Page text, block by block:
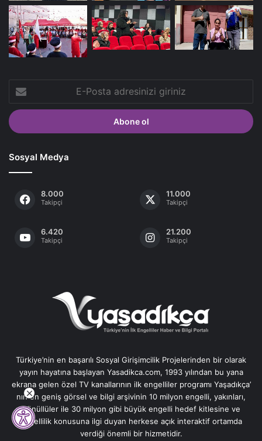
E-
Posta
adresinizi
giriniz
Sosyal Medya
8.000
Takipçi
11.000
Takipçi
6.420
Takipçi
21.200
Takipçi
Türkiye’nin en başarılı Sosyal Girişimcilik Projelerinden bir olarak
yayın hayatına başlayan Yasadikca.com, 1993 yılından bu yana
ekrana gelen özel TV kanallarının ilk engelliler programı Yaşadıkça’
nın en geniş görsel ve bilgi arşivinin 10 milyon engelli, yakınları,
gönüllüler ile 30 milyon gibi büyük engelli hedef kitlesine ve
engellilik konusuna ilgi duyan herkese açık interaktif ortamda
verdiği önemli bir hizmetidir.